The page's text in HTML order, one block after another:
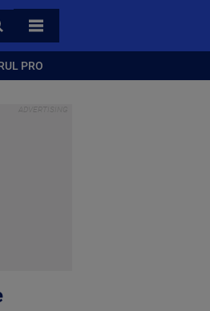
TOATE CATEGORIILE
PRO